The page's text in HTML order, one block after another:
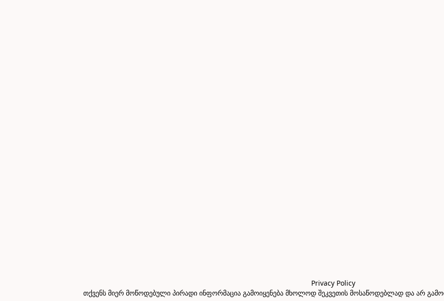
Privacy Policy
თქვენს მიერ მოწოდებული პირადი ინფორმაცია გამოიყენება მხოლოდ შეკვეთის მოსაწოდებლად და არ